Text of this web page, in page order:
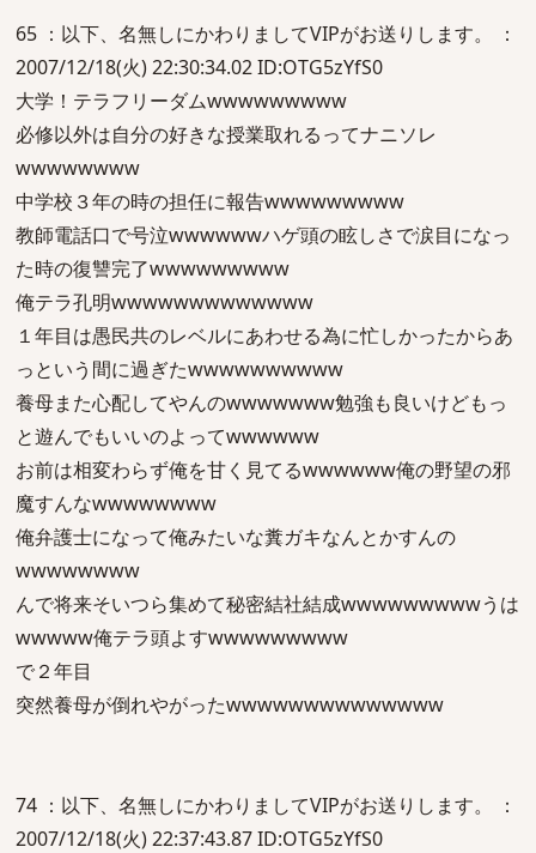
65 ：以下、名無しにかわりましてVIPがお送りします。 ：
2007/12/18(火) 22:30:34.02 ID:OTG5zYfS0
大学！テラフリーダムwwwwwwwww
必修以外は自分の好きな授業取れるってナニソレ
wwwwwwww
中学校３年の時の担任に報告wwwwwwwww
教師電話口で号泣wwwwwwハゲ頭の眩しさで涙目になっ
た時の復讐完了wwwwwwwww
俺テラ孔明wwwwwwwwwwwww
１年目は愚民共のレベルにあわせる為に忙しかったからあ
っという間に過ぎたwwwwwwwwww
養母また心配してやんのwwwwwww勉強も良いけどもっ
と遊んでもいいのよってwwwwww
お前は相変わらず俺を甘く見てるwwwwww俺の野望の邪
魔すんなwwwwwwww
俺弁護士になって俺みたいな糞ガキなんとかすんの
wwwwwwww
んで将来そいつら集めて秘密結社結成wwwwwwwwwうは
wwwww俺テラ頭よすwwwwwwwww
で２年目
突然養母が倒れやがったwwwwwwwwwwwwww
74 ：以下、名無しにかわりましてVIPがお送りします。 ：
2007/12/18(火) 22:37:43.87 ID:OTG5zYfS0